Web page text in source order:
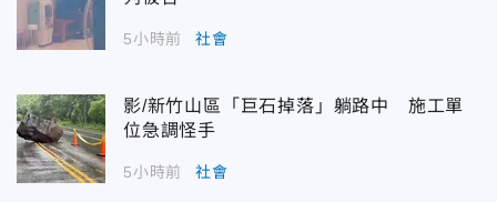
5小時前 社會
影/新竹山區「巨石掉落」躺路中 施工單
位急調怪手
5小時前 社會